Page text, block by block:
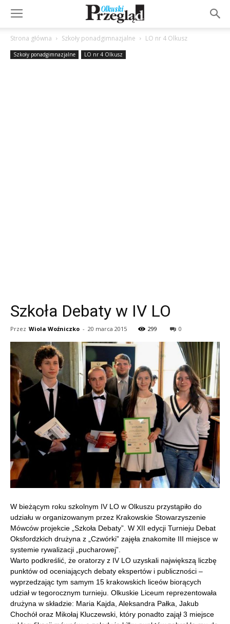
Strona główna Szkoły ponadgimnazjalne LO nr 4 Olkusz
Szkoły ponadgimnazjalne LO nr 4 Olkusz
Szkoła Debaty w IV LO
Przez Wiola Woźniczko - 20 marca 2015 299 0
W bieżącym roku szkolnym IV LO w Olkuszu przystąpiło do
udziału w organizowanym przez Krakowskie Stowarzyszenie
Mówców projekcie „Szkoła Debaty”. W XII edycji Turnieju Debat
Oksfordzkich drużyna z „Czwórki” zajęła znakomite III miejsce w
systemie rywalizacji „pucharowej”.
Warto podkreślić, że oratorzy z IV LO uzyskali największą liczbę
punktów od oceniających debaty ekspertów i publiczności –
wyprzedzając tym samym 15 krakowskich liceów biorących
udział w tegorocznym turnieju. Olkuskie Liceum reprezentowała
drużyna w składzie: Maria Kajda, Aleksandra Pałka, Jakub
Chochół oraz Mikołaj Kluczewski, który ponadto zajął 3 miejsce